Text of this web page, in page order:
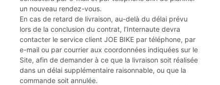
un nouveau rendez-vous.
En cas de retard de livraison, au-delà du délai prévu
lors de la conclusion du contrat, l’Internaute devra
contacter le service client JOE BIKE par téléphone, par
e-mail ou par courrier aux coordonnées indiquées sur le
Site, afin de demander à ce que la livraison soit réalisée
dans un délai supplémentaire raisonnable, ou que la
commande soit annulée.